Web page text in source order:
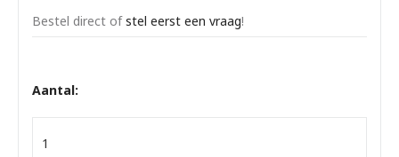
Bestel direct ofstel eerst een vraag!
Aantal: